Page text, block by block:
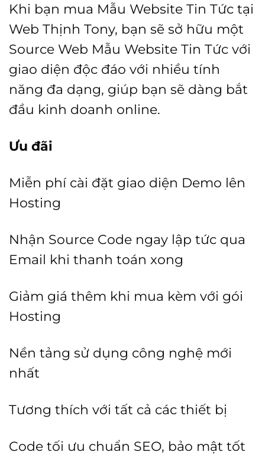
Khi bạn mua Mẫu Website Tin Tức tại
Web Thịnh Tony, bạn sẽ sở hữu một
Source Web Mẫu Website Tin Tức với
giao diện độc đáo với nhiều tính
năng đa dạng, giúp bạn sẽ dàng bắt
đầu kinh doanh online.
Ưu đãi
Miễn phí cài đặt giao diện Demo lên
Hosting
Nhận Source Code ngay lập tức qua
Email khi thanh toán xong
Giảm giá thêm khi mua kèm với gói
Hosting
Nền tảng sử dụng công nghệ mới
nhất
Tương thích với tất cả các thiết bị
Code tối ưu chuẩn SEO, bảo mật tốt